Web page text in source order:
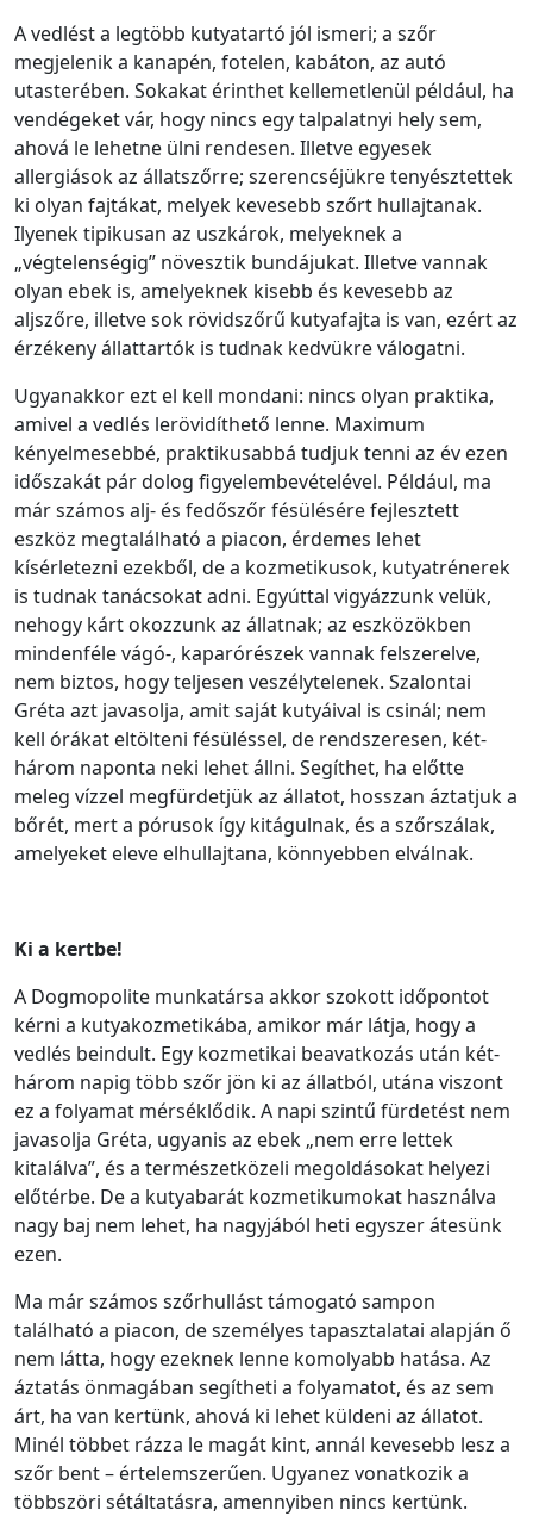
A vedlést a legtöbb kutyatartó jól ismeri; a szőr
megjelenik a kanapén, fotelen, kabáton, az autó
utasterében. Sokakat érinthet kellemetlenül például, ha
vendégeket vár, hogy nincs egy talpalatnyi hely sem,
ahová le lehetne ülni rendesen. Illetve egyesek
allergiások az állatszőrre; szerencséjükre tenyésztettek
ki olyan fajtákat, melyek kevesebb szőrt hullajtanak.
Ilyenek tipikusan az uszkárok, melyeknek a
„végtelenségig” növesztik bundájukat. Illetve vannak
olyan ebek is, amelyeknek kisebb és kevesebb az
aljszőre, illetve sok rövidszőrű kutyafajta is van, ezért az
érzékeny állattartók is tudnak kedvükre válogatni.
Ugyanakkor ezt el kell mondani: nincs olyan praktika,
amivel a vedlés lerövidíthető lenne. Maximum
kényelmesebbé, praktikusabbá tudjuk tenni az év ezen
időszakát pár dolog figyelembevételével. Például, ma
már számos alj- és fedőszőr fésülésére fejlesztett
eszköz megtalálható a piacon, érdemes lehet
kísérletezni ezekből, de a kozmetikusok, kutyatrénerek
is tudnak tanácsokat adni. Egyúttal vigyázzunk velük,
nehogy kárt okozzunk az állatnak; az eszközökben
mindenféle vágó-, kaparórészek vannak felszerelve,
nem biztos, hogy teljesen veszélytelenek. Szalontai
Gréta azt javasolja, amit saját kutyáival is csinál; nem
kell órákat eltölteni fésüléssel, de rendszeresen, két-
három naponta neki lehet állni. Segíthet, ha előtte
meleg vízzel megfürdetjük az állatot, hosszan áztatjuk a
bőrét, mert a pórusok így kitágulnak, és a szőrszálak,
amelyeket eleve elhullajtana, könnyebben elválnak.
Ki a kertbe!
A Dogmopolite munkatársa akkor szokott időpontot
kérni a kutyakozmetikába, amikor már látja, hogy a
vedlés beindult. Egy kozmetikai beavatkozás után két-
három napig több szőr jön ki az állatból, utána viszont
ez a folyamat mérséklődik. A napi szintű fürdetést nem
javasolja Gréta, ugyanis az ebek „nem erre lettek
kitalálva”, és a természetközeli megoldásokat helyezi
előtérbe. De a kutyabarát kozmetikumokat használva
nagy baj nem lehet, ha nagyjából heti egyszer átesünk
ezen.
Ma már számos szőrhullást támogató sampon
található a piacon, de személyes tapasztalatai alapján ő
nem látta, hogy ezeknek lenne komolyabb hatása. Az
áztatás önmagában segítheti a folyamatot, és az sem
árt, ha van kertünk, ahová ki lehet küldeni az állatot.
Minél többet rázza le magát kint, annál kevesebb lesz a
szőr bent – értelemszerűen. Ugyanez vonatkozik a
többszöri sétáltatásra, amennyiben nincs kertünk.